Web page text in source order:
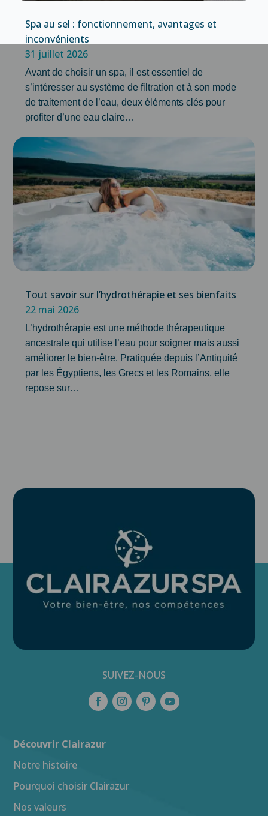
Spa au sel : fonctionnement, avantages et
inconvénients
31 juillet 2026
Avant de choisir un spa, il est essentiel de
s’intéresser au système de filtration et à son mode
de traitement de l’eau, deux éléments clés pour
profiter d’une eau claire…
Tout savoir sur l’hydrothérapie et ses bienfaits
22 mai 2026
L’hydrothérapie est une méthode thérapeutique
ancestrale qui utilise l’eau pour soigner mais aussi
améliorer le bien-être. Pratiquée depuis l’Antiquité
par les Égyptiens, les Grecs et les Romains, elle
repose sur…
SUIVEZ-NOUS
Découvrir Clairazur
Notre histoire
Pourquoi choisir Clairazur
Nos valeurs